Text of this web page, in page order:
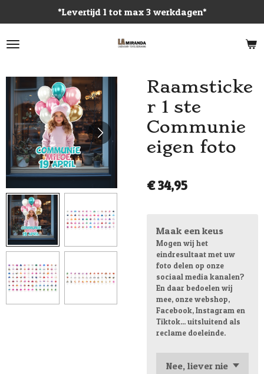
direct
naar
*Levertijd 1 tot max 3 werkdagen*
Raamsticke
r 1 ste
Communie
eigen foto
€ 34,95
Maak een keus
Mogen wij het
eindresultaat met uw
foto delen op onze
sociaal media kanalen?
En daar bedoelen wij
mee, onze webshop,
Facebook, Instagram en
Tiktok... uitsluitend als
reclame doeleinde.